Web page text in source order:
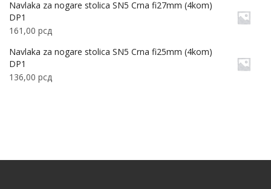
Navlaka za nogare stolica SN5 Crna fi27mm (4kom)
DP1
161,00 рсд
Navlaka za nogare stolica SN5 Crna fi25mm (4kom)
DP1
136,00 рсд